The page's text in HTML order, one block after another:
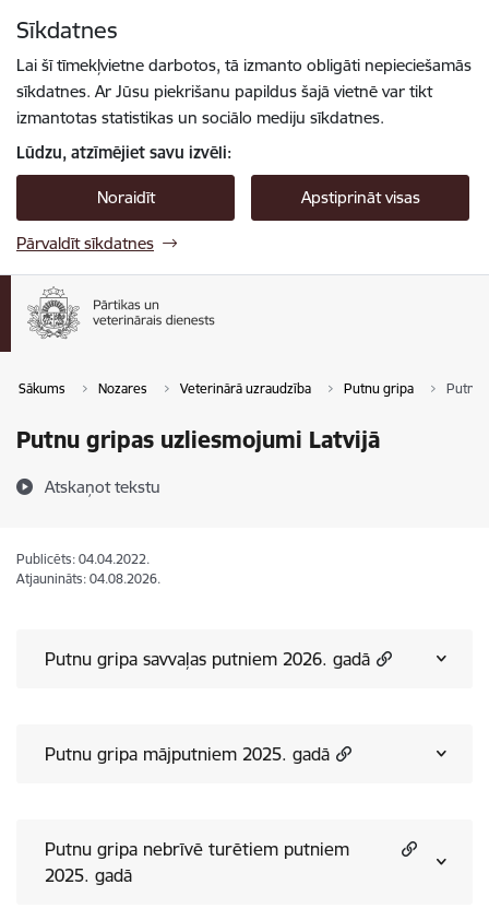
Sīkdatnes
Lai šī tīmekļvietne darbotos, tā izmanto obligāti nepieciešamās
sīkdatnes. Ar Jūsu piekrišanu papildus šajā vietnē var tikt
izmantotas statistikas un sociālo mediju sīkdatnes.
Lūdzu, atzīmējiet savu izvēli:
Noraidīt Apstiprināt visas
Pārvaldīt sīkdatnes
Sākums Nozares Veterinārā uzraudzība Putnu gripa Putnu
Putnu gripas uzliesmojumi Latvijā
Atskaņot tekstu
Publicēts: 04.04.2022.
Atjaunināts: 04.08.2026.
Putnu gripa savvaļas putniem 2026. gadā
Putnu gripa mājputniem 2025. gadā
Putnu gripa nebrīvē turētiem putniem
2025. gadā